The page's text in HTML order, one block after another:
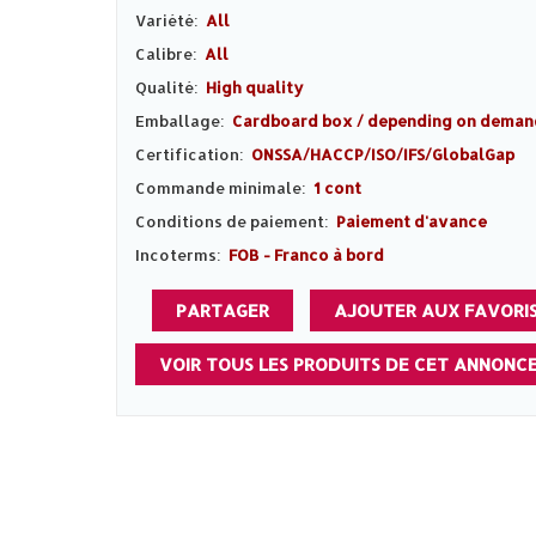
Variété: All
Calibre: All
Qualité: High quality
Emballage: Cardboard box / depending on
Certification: ONSSA/HACCP/ISO/IFS/GlobalGap
Commande minimale: 1 cont
Conditions de paiement: Paiement d'avance
Incoterms: FOB - Franco à bord
PARTAGER AJOUTER AUX
VOIR TOUS LES PRODUITS DE CET